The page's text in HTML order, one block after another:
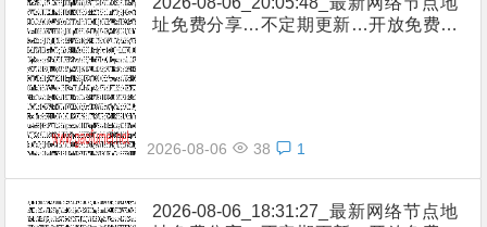
址免费分享…不定期更新…开放免费分
2026-08-06 38 1
2026-08-06_18:31:27_最新网络节点地